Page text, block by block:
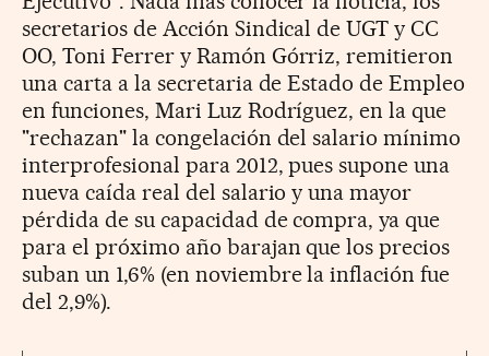
secretarios de Acción Sindical de UGT y CC
OO, Toni Ferrer y Ramón Górriz, remitieron
una carta a la secretaria de Estado de Empleo
en funciones, Mari Luz Rodríguez, en la que
"rechazan" la congelación del salario mínimo
interprofesional para 2012, pues supone una
nueva caída real del salario y una mayor
pérdida de su capacidad de compra, ya que
para el próximo año barajan que los precios
suban un 1,6% (en noviembre la inflación fue
del 2,9%).